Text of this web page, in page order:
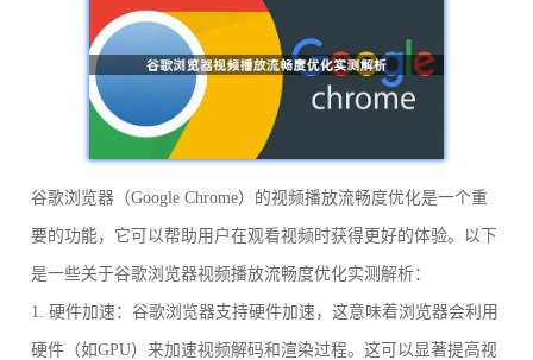
谷歌浏览器（Google Chrome）的视频播放流畅度优化是一个重
要的功能，它可以帮助用户在观看视频时获得更好的体验。以下
是一些关于谷歌浏览器视频播放流畅度优化实测解析：
1. 硬件加速：谷歌浏览器支持硬件加速，这意味着浏览器会利用
硬件（如GPU）来加速视频解码和渲染过程。这可以显著提高视